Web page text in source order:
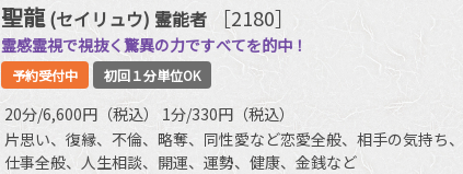
聖龍 (セイリュウ) 霊能者 ［2180］
霊感霊視で視抜く驚異の力ですべてを的中！
予約受付中 初回１分単位OK
20分/6,600円（税込） 1分/330円（税込）
片思い、復縁、不倫、略奪、同性愛など恋愛全般、相手の気持ち
仕事全般、人生相談、開運、運勢、健康、金銭など